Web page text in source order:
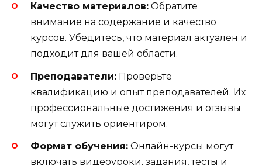
Качество материалов: Обратите
внимание на содержание и качество
курсов. Убедитесь, что материал актуален и
подходит для вашей области.
Преподаватели: Проверьте
квалификацию и опыт преподавателей. Их
профессиональные достижения и отзывы
могут служить ориентиром.
Формат обучения: Онлайн-курсы могут
включать видеоуроки, задания, тесты и